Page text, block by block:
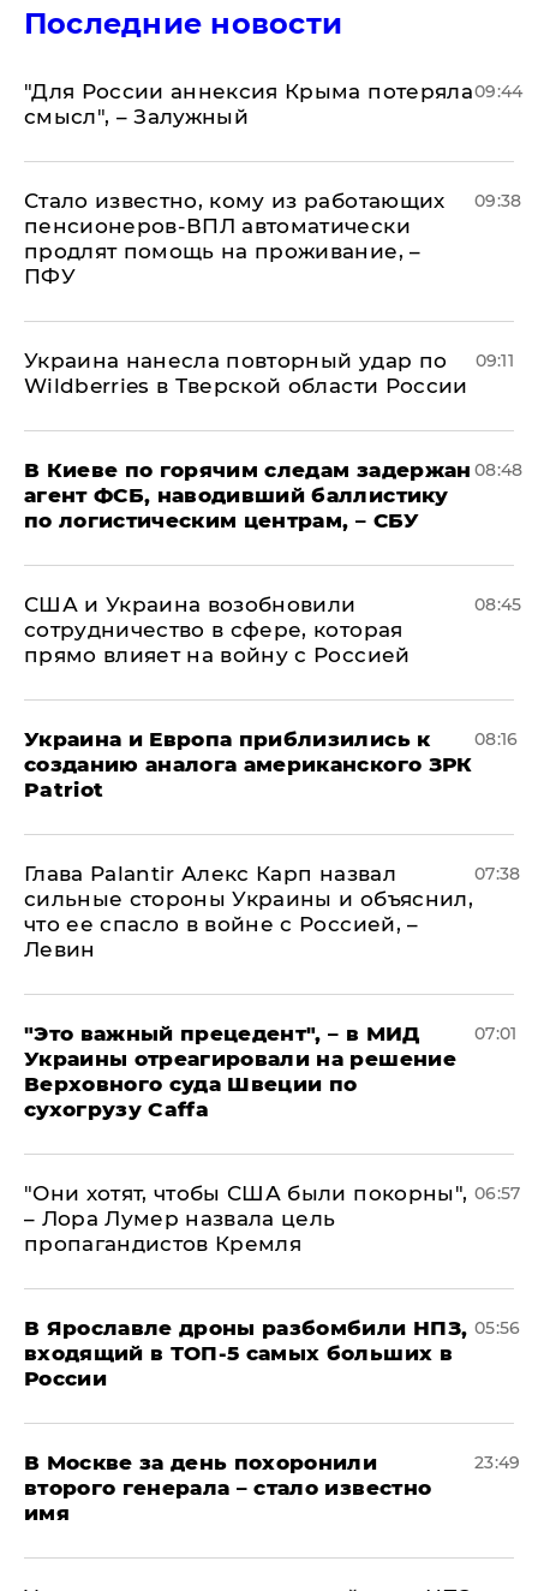
Последние новости
"Для России аннексия Крыма потеряла
смысл", – Залужный
09:44
Стало известно, кому из работающих
пенсионеров-ВПЛ автоматически
продлят помощь на проживание, –
ПФУ
09:38
Украина нанесла повторный удар по
Wildberries в Тверской области России
09:11
В Киеве по горячим следам задержан
агент ФСБ, наводивший баллистику
по логистическим центрам, – СБУ
08:48
США и Украина возобновили
сотрудничество в сфере, которая
прямо влияет на войну с Россией
08:45
Украина и Европа приблизились к
созданию аналога американского ЗРК
Patriot
08:16
Глава Palantir Алекс Карп назвал
сильные стороны Украины и объяснил,
что ее спасло в войне с Россией, –
Левин
07:38
"Это важный прецедент", – в МИД
Украины отреагировали на решение
Верховного суда Швеции по
сухогрузу Caffa
07:01
"Они хотят, чтобы США были покорны",
– Лора Лумер назвала цель
пропагандистов Кремля
06:57
В Ярославле дроны разбомбили НПЗ,
входящий в ТОП-5 самых больших в
России
05:56
В Москве за день похоронили
второго генерала – стало известно
имя
23:49